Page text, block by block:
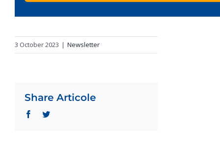
3 October 2023 | Newsletter
Share Articole
FacebookTwitter